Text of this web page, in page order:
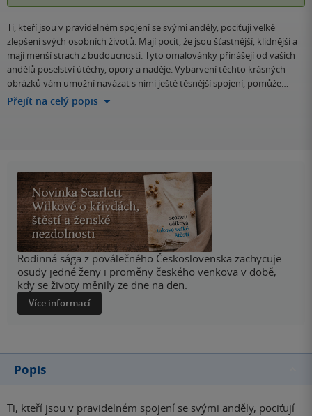
Ti, kteří jsou v pravidelném spojení se svými anděly, pociťují velké
zlepšení svých osobních životů. Mají pocit, že jsou šťastnější, klidnější a
mají menší strach z budoucnosti. Tyto omalovánky přinášejí od vašich
andělů poselství útěchy, opory a naděje. Vybarvení těchto krásných
obrázků vám umožní navázat s nimi ještě těsnější spojení, pomůže…
Přejít na celý popis
Rodinná sága z poválečného Československa zachycuje
osudy jedné ženy i proměny českého venkova v době,
kdy se životy měnily ze dne na den.
Více informací
Popis
Ti, kteří jsou v pravidelném spojení se svými anděly, pociťují